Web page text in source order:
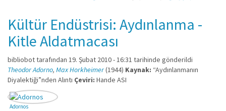
Kültür Endüstrisi: Aydınlanma -
Kitle Aldatmacası
bibliobottarafından 19. Şubat 2010 - 16:31 tarihinde gönderildi
Theodor Adorno, Max Horkheimer(1944) Kaynak: “Aydınlanmanın
Diyalektiği”nden Alıntı Çeviri: Hande ASI
Adornos